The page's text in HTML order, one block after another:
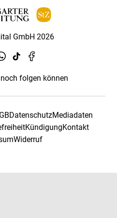
GmbH 2026
folgen können
DatenschutzMediadaten
KündigungKontakt
Widerruf